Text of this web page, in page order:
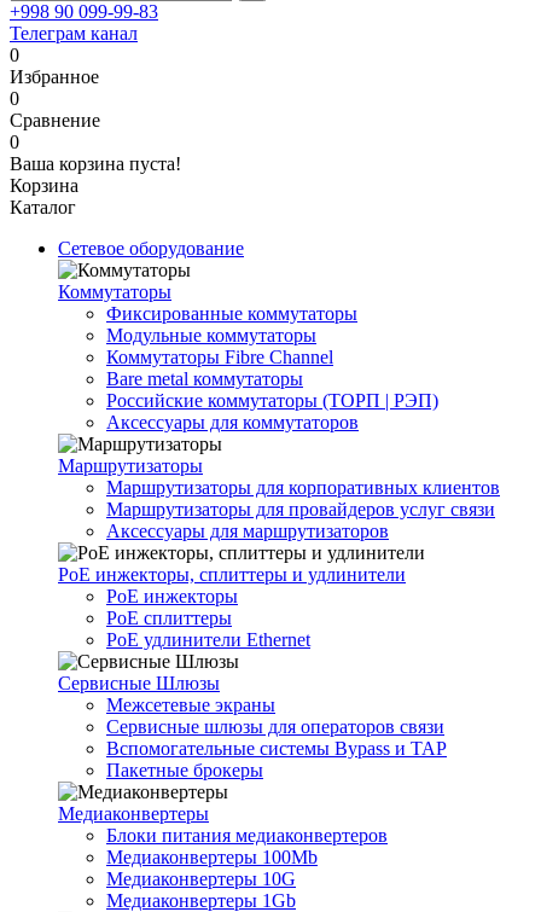
+998 90 099-99-83
Телеграм канал
0
Избранное
0
Сравнение
0
Ваша корзина пуста!
Корзина
Каталог
Сетевое оборудование
Коммутаторы
Фиксированные коммутаторы
Модульные коммутаторы
Коммутаторы Fibre Channel
Bare metal коммутаторы
Российские коммутаторы (ТОРП | РЭП)
Аксессуары для коммутаторов
Маршрутизаторы
Маршрутизаторы для корпоративных клиентов
Маршрутизаторы для провайдеров услуг связи
Аксессуары для маршрутизаторов
PoE инжекторы, сплиттеры и удлинители
PoE инжекторы
PoE сплиттеры
PoE удлинители Ethernet
Сервисные Шлюзы
Межсетевые экраны
Сервисные шлюзы для операторов связи
Вспомогательные системы Bypass и TAP
Пакетные брокеры
Медиаконвертеры
Блоки питания медиаконвертеров
Медиаконвертеры 100Mb
Медиаконвертеры 10G
Медиаконвертеры 1Gb